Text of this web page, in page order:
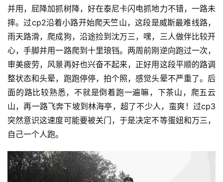
并用，屁降加抓树降，好在泰尼卡闪电抓地力不错，一路未
摔。过cp2沿着小路开始爬天竺山，这段是威斯最难线路，
雨天路滑，爬成狗，沿途捡到沈万三，嘿，三人做伴比较开
心，手脚并用一路爬到十里琅铛。两周前刚逆向跑过一次，
审美疲劳，风景再好也兴奋不起来，正好用这段平顺的路调
整状态和头晕，跑跑停停，拍个照，感觉头晕不严重了。后
面的路比较熟悉，不就是倒着跑一遍嘛，下茶山，爬五云
山，再一路飞奔下坡到林海亭，超了不少人，蛮爽！过cp3
突然意识这速度可能要被关门，于是决定不等蛋妞和万三，
自己一个人跑。